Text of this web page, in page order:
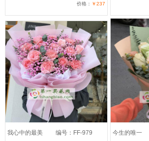
价格： ￥237
我心中的最美 编号：FF-979 今生的唯一